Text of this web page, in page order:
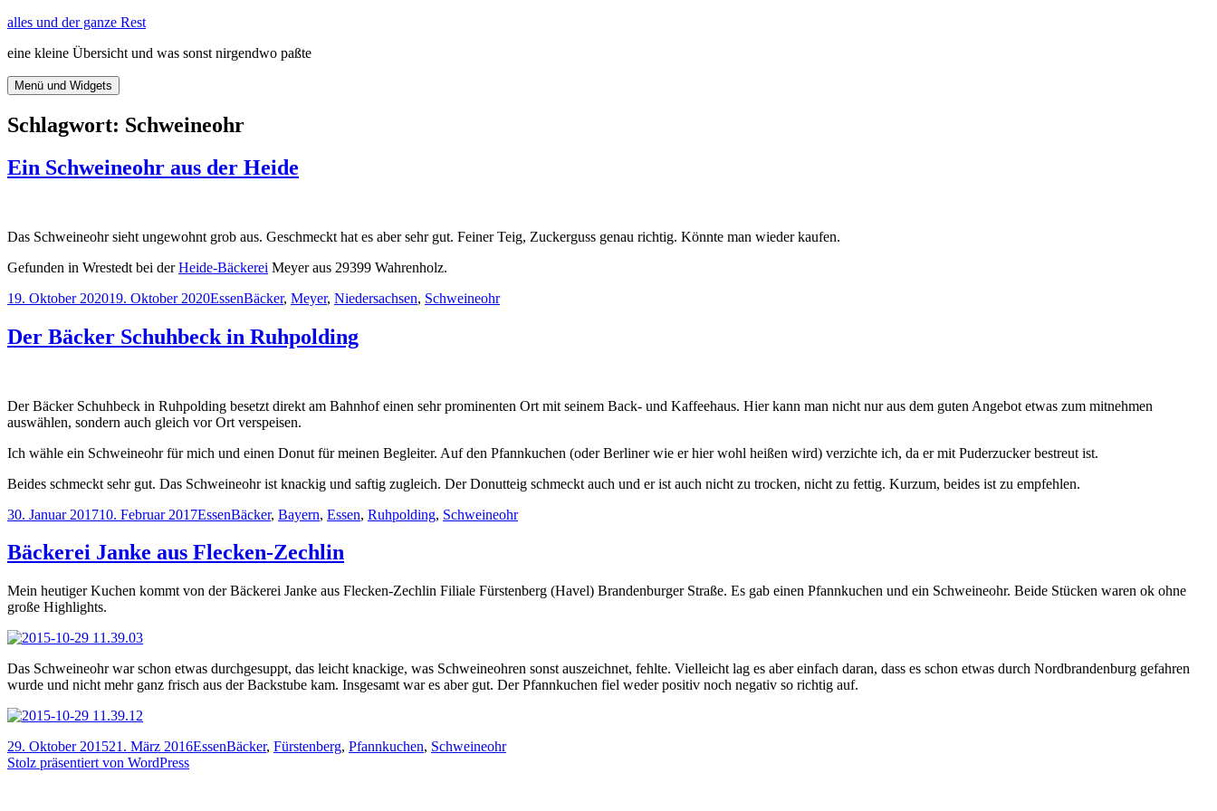
Zum
springen
alles und der ganze Rest
eine kleine Übersicht und was sonst nirgendwo paßte
Menü und Widgets
Schlagwort: Schweineohr
Ein Schweineohr aus der Heide
Das Schweineohr sieht ungewohnt grob aus. Geschmeckt hat es aber sehr gut. Feiner Teig, Zuckerguss genau richtig. Könnte man wieder kaufen.
Gefunden in Wrestedt bei derHeide-Bäckerei Meyer aus 29399 Wahrenholz.
Veröffentlicht
19. Oktober 202019. Oktober 2020Kategorien
EssenSchlagwörter
Bäcker, Meyer, Niedersachsen, Schweineohr
Der Bäcker Schuhbeck in Ruhpolding
Der Bäcker Schuhbeck in Ruhpolding besetzt direkt am Bahnhof einen sehr prominenten Ort mit seinem Back- und Kaffeehaus. Hier kann man nicht nur aus dem guten Angebot etwas zum mitnehmen
auswählen, sondern auch gleich vor Ort verspeisen.
Ich wähle ein Schweineohr für mich und einen Donut für meinen Begleiter. Auf den Pfannkuchen (oder Berliner wie er hier wohl heißen wird) verzichte ich, da er mit Puderzucker bestreut ist.
Beides schmeckt sehr gut. Das Schweineohr ist knackig und saftig zugleich. Der Donutteig schmeckt auch und er ist auch nicht zu trocken, nicht zu fettig. Kurzum, beides ist zu empfehlen.
Veröffentlicht
30. Januar 201710. Februar 2017Kategorien
EssenSchlagwörter
Bäcker, Bayern, Essen, Ruhpolding, Schweineohr
Bäckerei Janke aus Flecken-Zechlin
Mein heutiger Kuchen kommt von der Bäckerei Janke aus Flecken-Zechlin Filiale Fürstenberg (Havel) Brandenburger Straße. Es gab einen Pfannkuchen und ein Schweineohr. Beide Stücken waren ok ohne
große Highlights.
Das Schweineohr war schon etwas durchgesuppt, das leicht knackige, was Schweineohren sonst auszeichnet, fehlte. Vielleicht lag es aber einfach daran, dass es schon etwas durch Nordbrandenburg gefahren
wurde und nicht mehr ganz frisch aus der Backstube kam. Insgesamt war es aber gut. Der Pfannkuchen fiel weder positiv noch negativ so richtig auf.
Veröffentlicht
am
29. Oktober 201521. März 2016Kategorien
EssenSchlagwörter
Bäcker, Fürstenberg, Pfannkuchen, Schweineohr
Stolz präsentiert von WordPress